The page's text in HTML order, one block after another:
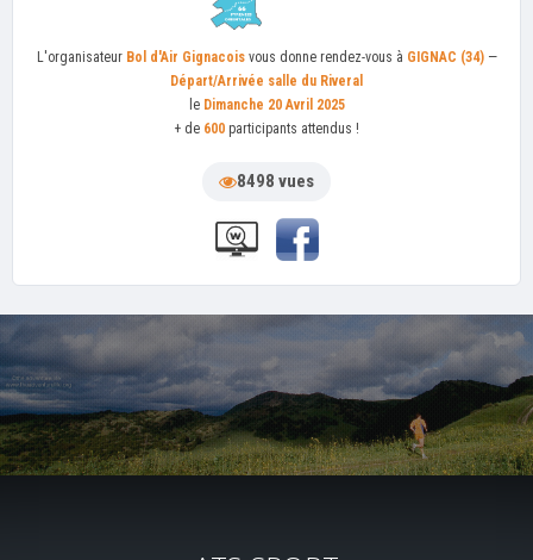
L'organisateur Bol d'Air Gignacoisvous donne rendez-vous à GIGNAC (34)—
Départ/Arrivée salle du Riveral
le Dimanche 20 Avril 2025
+ de 600 participants attendus !
8498 vues